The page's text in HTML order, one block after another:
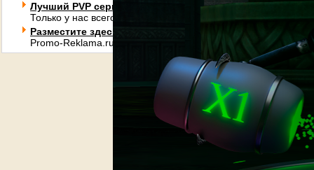
Лучший PVP сервер L2Essence которому нет аналогов!
Только у нас всего можно добиться игровым путем без
Разместите здесь Ваше объявление от 8,67 у.е. за клик
Promo-Reklama.ru
C1